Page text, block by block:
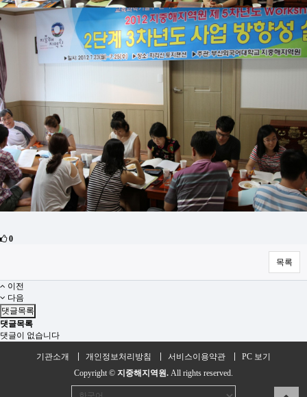
0
목록
이전
다음
댓글목록
댓글목록
댓글이 없습니다
기관소개 개인정보처리방침 서비스이용약관
PC 보기
Copyright © 지중해지역원. All rights reserved.